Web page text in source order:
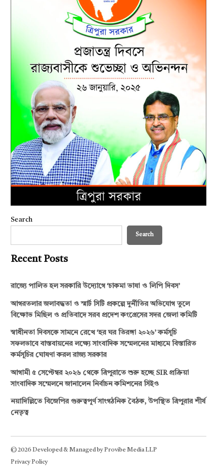
Search
Search
Recent Posts
রাজ্যে পালিত হল সরকারি উদ্যোগে ‘চাকমা ভাষা ও লিপি দিবস’
আগরতলার জলাবদ্ধতা ও স্মার্ট সিটি প্রকল্পে দুর্নীতির অভিযোগ তুলে
বিক্ষোভ মিছিল ও প্রতিবাদে সরব প্রদেশ কংগ্রেসের সদর জেলা কমিটি
স্বাধীনতা দিবসকে সামনে রেখে ‘হর ঘর তিরঙ্গা ২০২৬’ কর্মসূচি
সফলভাবে বাস্তবায়নের লক্ষ্যে সাংবাদিক সম্মেলনের মাধ্যমে বিস্তারিত
কর্মসূচির ঘোষণা করল রাজ্য সরকার
আগামী ৫ সেপ্টেম্বর ২০২৬ থেকে ত্রিপুরাতে শুরু হচ্ছে SIR প্রক্রিয়া
সাংবাদিক সম্মেলনে জানালেন নির্বাচন কমিশনের সিইও
নয়াদিল্লিতে বিজেপির গুরুত্বপূর্ণ সাংগঠনিক বৈঠক, উপস্থিত ত্রিপুরার শীর্ষ
নেতৃত্ব
© 2026 Developed & Managed by Provibe Media LLP
Privacy Policy